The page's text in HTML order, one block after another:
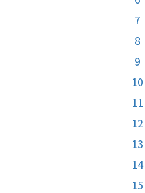
7
8
9
10
11
12
13
14
15